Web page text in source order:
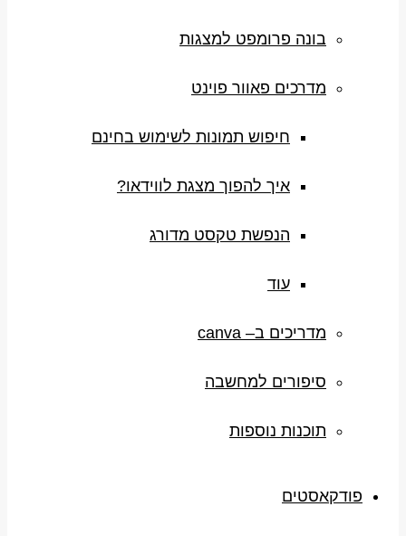
בונה פרומפט למצגות
מדרכים פאוור פוינט
חיפוש תמונות לשימוש בחינם
איך להפוך מצגת לווידאו?
הנפשת טקסט מדורג
עוד
מדריכים ב– canva
סיפורים למחשבה
תוכנות נוספות
פודקאסטים